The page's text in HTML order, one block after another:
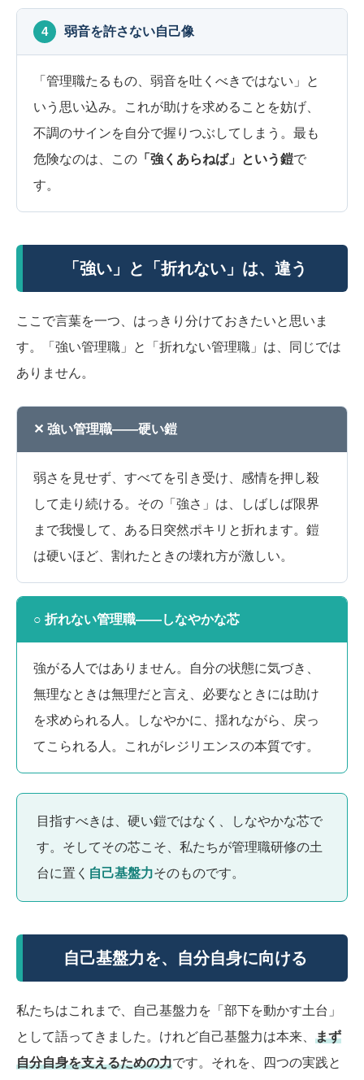
4 弱音を許さない自己像
「管理職たるもの、弱音を吐くべきではない」と
いう思い込み。これが助けを求めることを妨げ、
不調のサインを自分で握りつぶしてしまう。最も
危険なのは、この 「強くあらねば」という鎧で
す。
「強い」と「折れない」は、違う
ここで言葉を一つ、はっきり分けておきたいと思いま
す。「強い管理職」と「折れない管理職」は、同じでは
ありません。
✕ 強い管理職――硬い鎧
弱さを見せず、すべてを引き受け、感情を押し殺
して走り続ける。その「強さ」は、しばしば限界
まで我慢して、ある日突然ポキリと折れます。鎧
は硬いほど、割れたときの壊れ方が激しい。
○ 折れない管理職――しなやかな芯
強がる人ではありません。自分の状態に気づき、
無理なときは無理だと言え、必要なときには助け
を求められる人。しなやかに、揺れながら、戻っ
てこられる人。これがレジリエンスの本質です。
目指すべきは、硬い鎧ではなく、しなやかな芯で
す。そしてその芯こそ、私たちが管理職研修の土
台に置く 自己基盤力そのものです。
自己基盤力を、自分自身に向ける
私たちはこれまで、自己基盤力を「部下を動かす土台」
として語ってきました。けれど自己基盤力は本来、 まず
自分自身を支えるための力です。それを、四つの実践と